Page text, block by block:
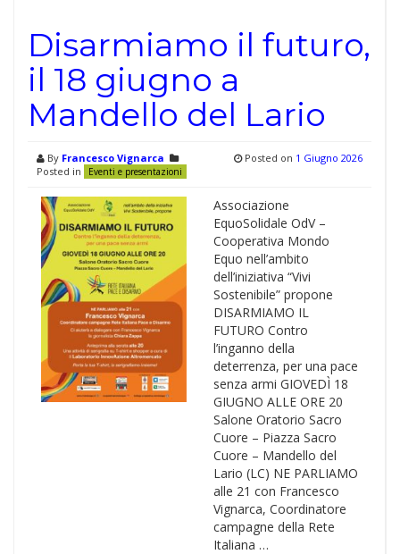
Disarmiamo il futuro,
il 18 giugno a
Mandello del Lario
By Francesco Vignarca
Posted in
Eventi e presentazioni
Posted on 1 Giugno 2026
Associazione
EquoSolidale OdV –
Cooperativa Mondo
Equo nell’ambito
dell’iniziativa “Vivi
Sostenibile” propone
DISARMIAMO IL
FUTURO Contro
l’inganno della
deterrenza, per una pace
senza armi GIOVEDÌ 18
GIUGNO ALLE ORE 20
Salone Oratorio Sacro
Cuore – Piazza Sacro
Cuore – Mandello del
Lario (LC) NE PARLIAMO
alle 21 con Francesco
Vignarca, Coordinatore
campagne della Rete
Italiana …